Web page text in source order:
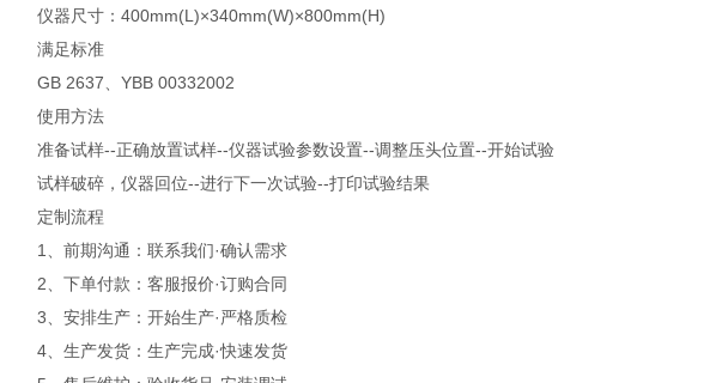
仪器尺寸：400mm(L)×340mm(W)×800mm(H)
满足标准
GB 2637、YBB 00332002
使用方法
准备试样--正确放置试样--仪器试验参数设置--调整压头位置--开始试验
试样破碎，仪器回位--进行下一次试验--打印试验结果
定制流程
1、前期沟通：联系我们·确认需求
2、下单付款：客服报价·订购合同
3、安排生产：开始生产·严格质检
4、生产发货：生产完成·快速发货